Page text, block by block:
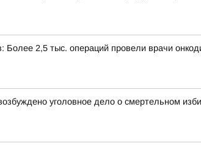
Более 2,5 тыс. операций провели врачи
уголовное дело о смертельном